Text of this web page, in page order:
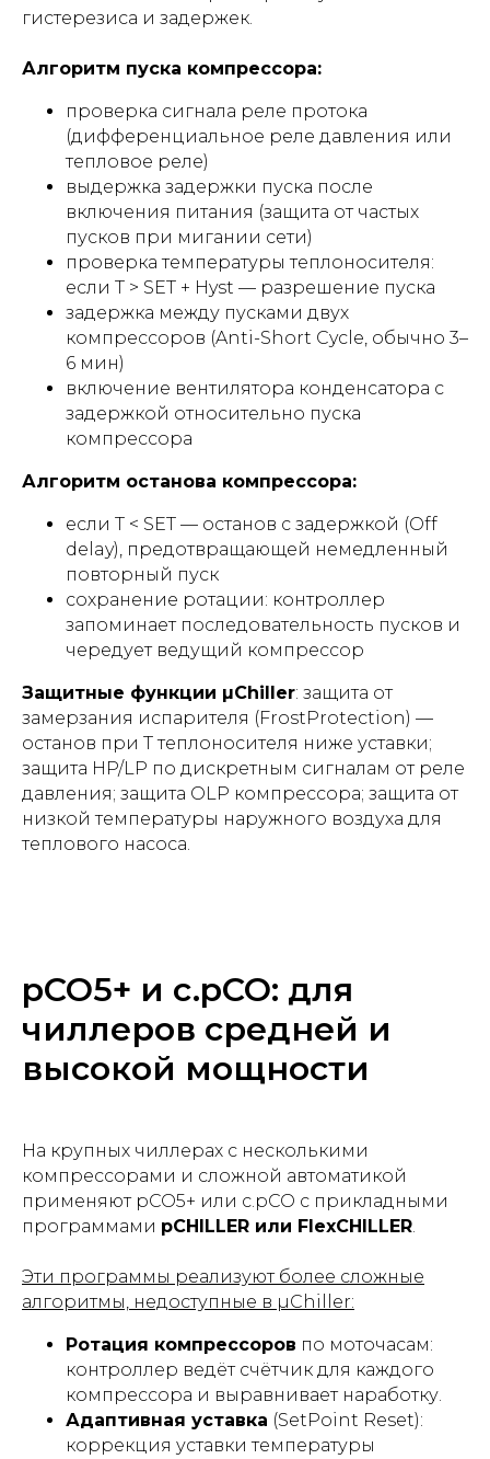
гистерезиса и задержек.
Алгоритм пуска компрессора:
проверка сигнала реле протока
(дифференциальное реле давления или
тепловое реле)
выдержка задержки пуска после
включения питания (защита от частых
пусков при мигании сети)
проверка температуры теплоносителя:
если T > SET + Hyst — разрешение пуска
задержка между пусками двух
компрессоров (Anti-Short Cycle, обычно 3–
6 мин)
включение вентилятора конденсатора с
задержкой относительно пуска
компрессора
Алгоритм останова компрессора:
если T < SET — останов с задержкой (Off
delay), предотвращающей немедленный
повторный пуск
сохранение ротации: контроллер
запоминает последовательность пусков и
чередует ведущий компрессор
Защитные функции µChiller: защита от
замерзания испарителя (FrostProtection) —
останов при T теплоносителя ниже уставки;
защита HP/LP по дискретным сигналам от реле
давления; защита OLP компрессора; защита от
низкой температуры наружного воздуха для
теплового насоса.
pCO5+ и c.pCO: для
чиллеров средней и
высокой мощности
На крупных чиллерах с несколькими
компрессорами и сложной автоматикой
применяют pCO5+ или c.pCO с прикладными
программами pCHILLER или FlexCHILLER.
Эти программы реализуют более сложные
алгоритмы, недоступные в µChiller:
Ротация компрессоров по моточасам:
контроллер ведёт счётчик для каждого
компрессора и выравнивает наработку.
Адаптивная уставка (SetPoint Reset):
коррекция уставки температуры